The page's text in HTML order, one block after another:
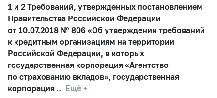
1 и 2 Требований, утвержденных постановлением
Правительства Российской Федерации
от 10.07.2018 № 806 «Об утверждении требований
к кредитным организациям на территории
Российской Федерации, в которых
государственная корпорация «Агентство
по страхованию вкладов», государственная
корпорация
Ещё +